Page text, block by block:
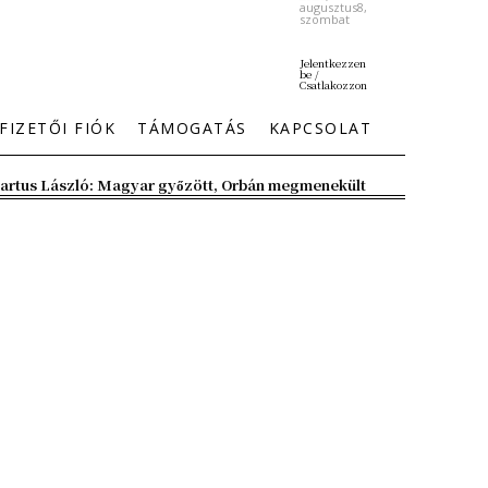
augusztus8,
szombat
Jelentkezzen
be /
Csatlakozzon
FIÓK TÁMOGATÁS KAPCSOLAT
László: Magyar győzött, Orbán megmenekült